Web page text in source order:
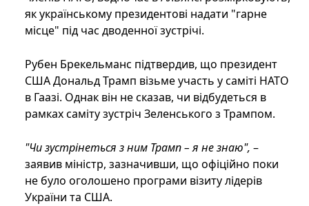
як українському президентові надати "гарне
місце" під час дводенної зустрічі.
Рубен Брекельманс підтвердив, що президент
США Дональд Трамп візьме участь у саміті НАТО
в Гаазі. Однак він не сказав, чи відбудеться в
рамках саміту зустріч Зеленського з Трампом.
"Чи зустрінеться з ним Трамп – я не знаю", –
заявив міністр, зазначивши, що офіційно поки
не було оголошено програми візиту лідерів
України та США.